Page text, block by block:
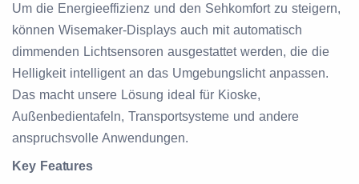
Um die Energieeffizienz und den Sehkomfort zu steigern,
können Wisemaker-Displays auch mit automatisch
dimmenden Lichtsensoren ausgestattet werden, die die
Helligkeit intelligent an das Umgebungslicht anpassen.
Das macht unsere Lösung ideal für Kioske,
Außenbedientafeln, Transportsysteme und andere
anspruchsvolle Anwendungen.
Key Features